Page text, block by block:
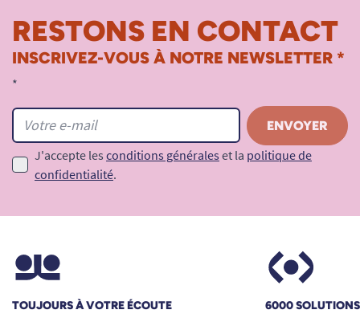
RESTONS EN CONTACT
INSCRIVEZ-VOUS À NOTRE NEWSLETTER *
*
J'accepte les conditions générales et la politique de
confidentialité.
TOUJOURS À VOTRE ÉCOUTE 6000